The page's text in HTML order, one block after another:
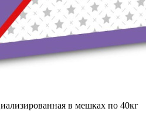
в мешках по 40кг